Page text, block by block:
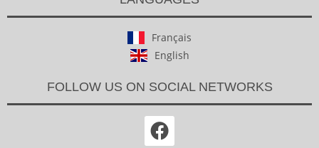
Français
English
FOLLOW US ON SOCIAL NETWORKS